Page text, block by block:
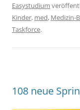
Easystudium
Kinder, med, Medizin-
Taskforce.
108 neue